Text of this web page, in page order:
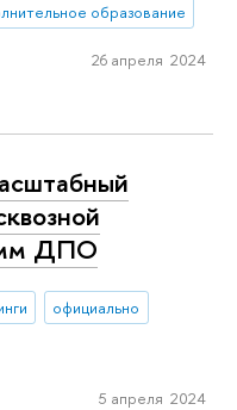
образование
26 апреля 2024
ДПО
официально
5 апреля 2024